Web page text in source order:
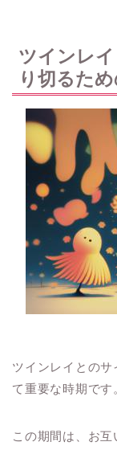
ツインレ
り切るた
ツインレイとの
て重要な時期です
この期間は、お